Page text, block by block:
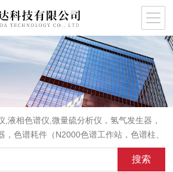
,液相色谱仪,微量硫分析仪，氢气发生器，
，色谱耗件（N2000色谱工作站，色谱柱、
），顶空进样器，热解析仪，紫外分光光度
，傅立叶红外光谱仪，分析天平等常规实验